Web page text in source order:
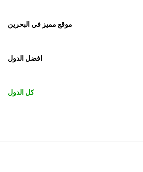
موقع مميز في البحرين
افضل الدول
كل الدول